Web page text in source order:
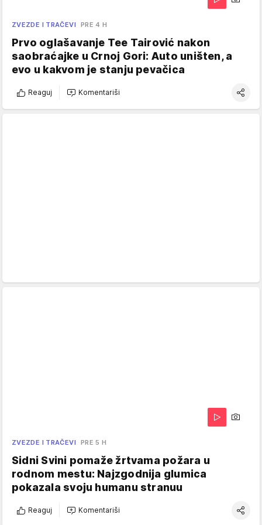
ZVEZDE I TRAČEVI PRE 4 H
Prvo oglašavanje Tee Tairović nakon
saobraćajke u Crnoj Gori: Auto uništen, a
evo u kakvom je stanju pevačica
Reaguj Komentariši
ZVEZDE I TRAČEVI PRE 5 H
Sidni Svini pomaže žrtvama požara u
rodnom mestu: Najzgodnija glumica
pokazala svoju humanu stranuu
Reaguj Komentariši